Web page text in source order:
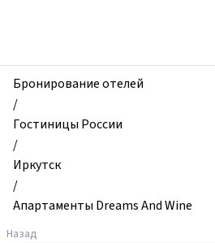
и
квартиры,
Апартаменты
Dreams
And
Wine,
Иркутск,
Россия
Бронирование отелей
/
Гостиницы России
/
Иркутск
/
Апартаменты Dreams And Wine
Назад